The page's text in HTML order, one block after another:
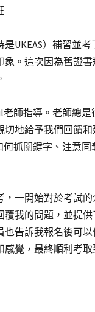
UKEAS）補習並
。這次因為舊證
師指導。老師總
地給予我們回饋
抓關鍵字、注意
，一開始對於考試
覆我的問題，並提
告訴我報名後可
覺，最終順利考